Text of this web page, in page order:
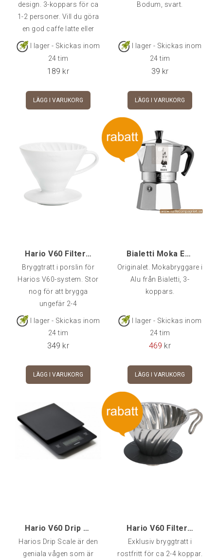
design. 3-koppars för ca
1-2 personer. Vill du göra
en god caffe latte eller
cappuccino
rekommenderar vi att du
I lager - Skickas inom
24 tim
189 kr
LÄGG I VARUKORG
Bodum, svart.
I lager - Skickas inom
24 tim
39 kr
LÄGG I VARUKORG
Hario V60 Filterhållare 2-kopps VIT
Bryggtratt i porslin för
Harios V60-system. Stor
nog för att brygga
ungefär 2-4
koppar.Processen vid
grövreHäll kokande vatten
genom Hario bryggtratt
det nu tvättade
pappersfiltretHäll på en
skvätt kokande vatten och
låt sjunka så att kaffet får
svälla någotHäll
I lager - Skickas inom
24 tim
349 kr
LÄGG I VARUKORG
Bialetti Moka Express, 3-kopp
Originalet. Mokabryggare i
Alu från Bialetti, 3-
koppars.
I lager - Skickas inom
24 tim
469 kr
LÄGG I VARUKORG
Hario V60 Drip Scale - Bryggvåg
Harios Drip Scale är den
geniala vågen som är
Hario V60 Filterhållare 2-kopps, ROSTFRI
Exklusiv bryggtratt i
rostfritt för ca 2-4 koppar.